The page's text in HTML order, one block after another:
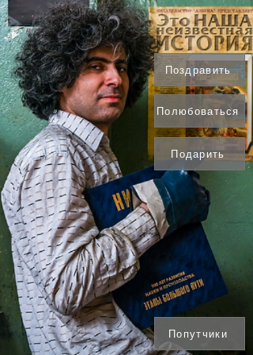
Поздравить
Полюбоваться
Подарить
Попутчики